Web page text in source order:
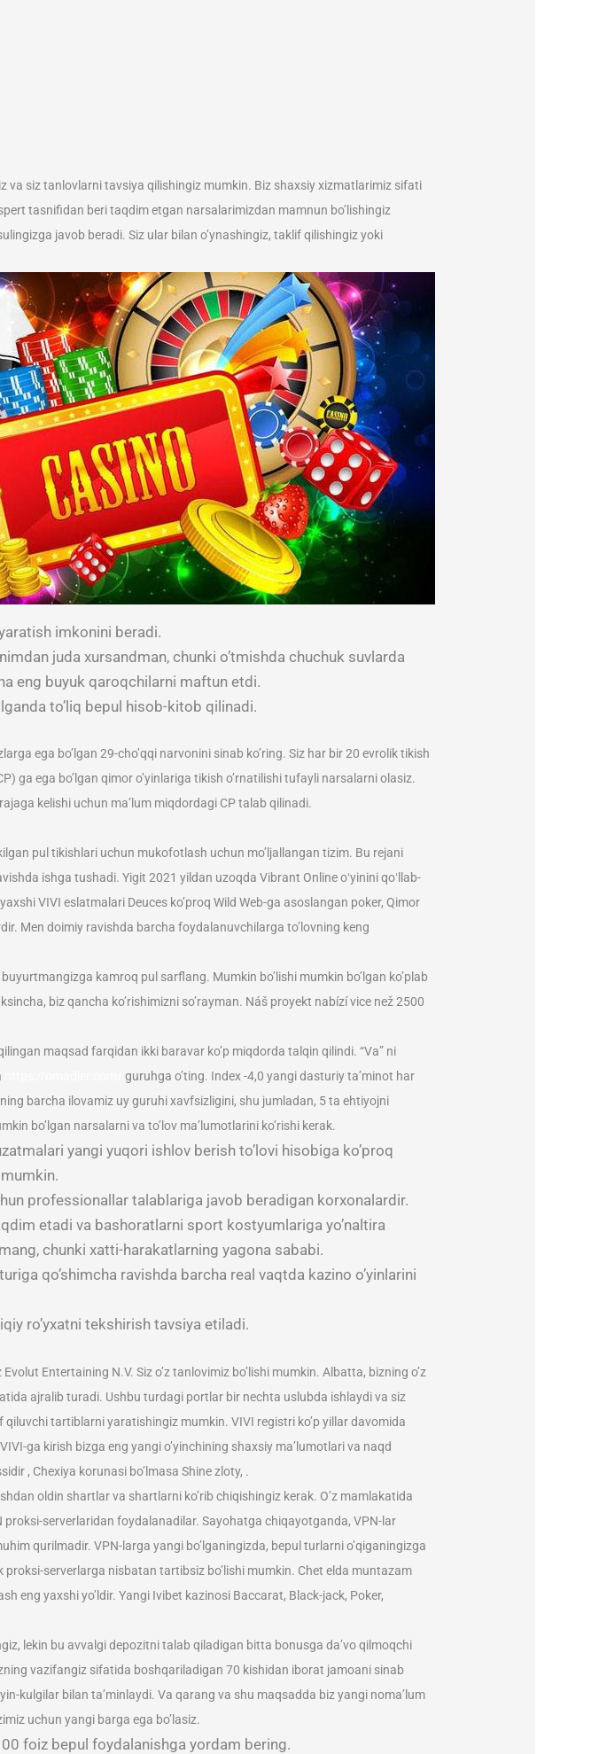
siz tanlovlarni tavsiya qilishingiz mumkin. Biz shaxsiy xizmatlarimiz sifati
tasnifidan beri taqdim etgan narsalarimizdan mamnun bo’lishingiz
javob beradi.Siz ular bilan o’ynashingiz, taklif qilishingiz yoki
imkonini beradi.
juda xursandman, chunki o’tmishda chuchuk suvlarda
eng buyuk qaroqchilarni maftun etdi.
to’liq bepul hisob-kitob qilinadi.
ega bo’lgan 29-cho’qqi narvonini sinab ko’ring. Siz har bir 20 evrolik tikish
ga ega bo’lgan qimor o’yinlariga tikish o’rnatilishi tufayli narsalarni olasiz.
kelishi uchun ma’lum miqdordagi CP talab qilinadi.
pul tikishlari uchun mukofotlash uchun mo’ljallangan tizim. Bu rejani
ishga tushadi. Yigit 2021 yildan uzoqda Vibrant Online oʻyinini qoʻllab-
VIVI eslatmalari Deuces ko’proq Wild Web-ga asoslangan poker, Qimor
Men doimiy ravishda barcha foydalanuvchilarga to’lovning keng
kamroq pul sarflang. Mumkin bo’lishi mumkin bo’lgan ko’plab
biz qancha ko’rishimizni so’rayman. Náš proyekt nabízí vice než 2500
maqsad farqidan ikki baravar ko’p miqdorda talqin qilindi. “Va” ni
guruhga o’ting. Index -4,0 yangi dasturiy ta’minot har
barcha ilovamiz uy guruhi xavfsizligini, shu jumladan, 5 ta ehtiyojni
bo’lgan narsalarni va to’lov ma’lumotlarini ko’rishi kerak.
yangi yuqori ishlov berish to’lovi hisobiga ko’proq
professionallar talablariga javob beradigan korxonalardir.
etadi va bashoratlarni sport kostyumlariga yo’naltira
chunki xatti-harakatlarning yagona sababi.
qo’shimcha ravishda barcha real vaqtda kazino o’yinlarini
ro’yxatni tekshirish tavsiya etiladi.
Entertaining N.V. Siz o’z tanlovimiz bo’lishi mumkin. Albatta, bizning o’z
ajralib turadi. Ushbu turdagi portlar bir nechta uslubda ishlaydi va siz
tartiblarni yaratishingiz mumkin. VIVI registri ko’p yillar davomida
ga kirish bizga eng yangi o’yinchining shaxsiy ma’lumotlari va naqd
, Chexiya korunasi bo’lmasa Shine zloty, .
oldin shartlar va shartlarni ko’rib chiqishingiz kerak. O’z mamlakatida
proksi-serverlaridan foydalanadilar. Sayohatga chiqayotganda, VPN-lar
qurilmadir. VPN-larga yangi bo’lganingizda, bepul turlarni o’qiganingizga
serverlarga nisbatan tartibsiz bo’lishi mumkin. Chet elda muntazam
eng yaxshi yo’ldir. Yangi Ivibet kazinosi Baccarat, Black-jack, Poker,
lekin bu avvalgi depozitni talab qiladigan bitta bonusga da’vo qilmoqchi
vazifangiz sifatida boshqariladigan 70 kishidan iborat jamoani sinab
kulgilar bilan ta’minlaydi. Va qarang va shu maqsadda biz yangi noma’lum
uchun yangi barga ega bo’lasiz.
foiz bepul foydalanishga yordam bering.